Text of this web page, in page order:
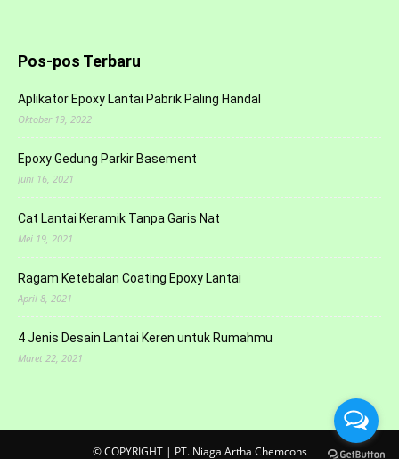
Pos-pos Terbaru
Aplikator Epoxy Lantai Pabrik Paling Handal
Oktober 19, 2022
Epoxy Gedung Parkir Basement
Juni 16, 2021
Cat Lantai Keramik Tanpa Garis Nat
Mei 19, 2021
Ragam Ketebalan Coating Epoxy Lantai
April 8, 2021
4 Jenis Desain Lantai Keren untuk Rumahmu
Maret 22, 2021
© COPYRIGHT | PT. Niaga Artha Chemcons